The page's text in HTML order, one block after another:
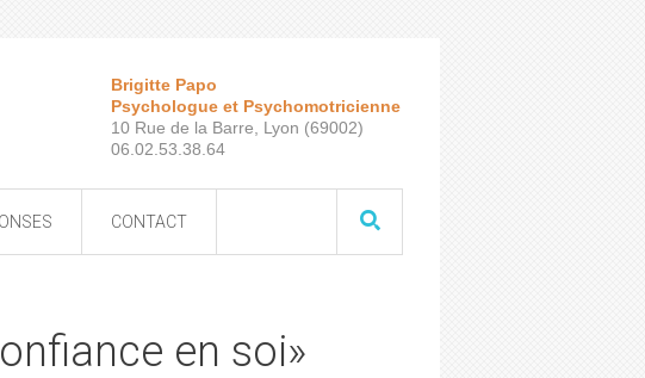
Brigitte Papo
Psychologue et Psychomotricienne
10 Rue de la Barre, Lyon (69002)
06.02.53.38.64
CONTACT
en soi»